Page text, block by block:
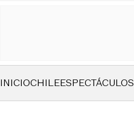
INICIOCHILEESPECTÁCULOS